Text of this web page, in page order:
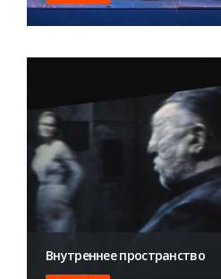
Внутреннее пространство